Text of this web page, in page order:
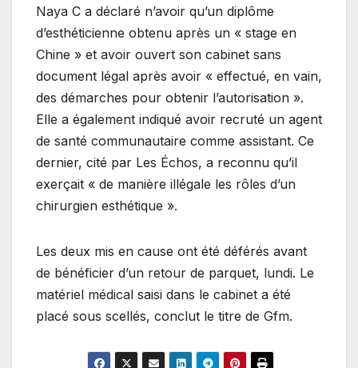
Naya C a déclaré n’avoir qu’un diplôme
d’esthéticienne obtenu après un « stage en
Chine » et avoir ouvert son cabinet sans
document légal après avoir « effectué, en vain,
des démarches pour obtenir l’autorisation ».
Elle a également indiqué avoir recruté un agent
de santé communautaire comme assistant. Ce
dernier, cité par Les Échos, a reconnu qu’il
exerçait « de manière illégale les rôles d’un
chirurgien esthétique ».
Les deux mis en cause ont été déférés avant
de bénéficier d’un retour de parquet, lundi. Le
matériel médical saisi dans le cabinet a été
placé sous scellés, conclut le titre de Gfm.